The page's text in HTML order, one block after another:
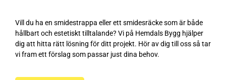
Vill du ha en smidestrappa eller ett smidesräcke som är både
hållbart och estetiskt tilltalande? Vi på Hemdals Bygg hjälper
dig att hitta rätt lösning för ditt projekt. Hör av dig till oss så tar
vi fram ett förslag som passar just dina behov.